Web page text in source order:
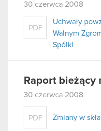
30 czerwca 2008
PDF
Uchwały
Walnym
Spólki
Raport
30 czerwca 2008
PDF Zmiany w